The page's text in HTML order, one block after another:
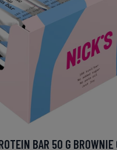
BAR 50 G BROWNIE